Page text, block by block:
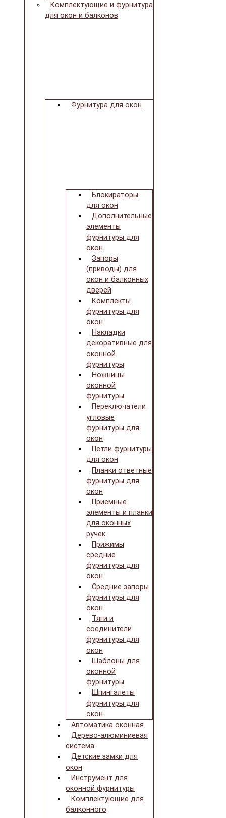
Комплектующие и фурнитура
для окон и балконов
Фурнитура для окон
Блокираторы
для окон
Дополнительные
элементы
фурнитуры для
окон
Запоры
(приводы) для
окон и балконных
дверей
Комплекты
фурнитуры для
окон
Накладки
декоративные для
оконной
фурнитуры
Ножницы
оконной
фурнитуры
Переключатели
угловые
фурнитуры для
окон
Петли фурнитуры
для окон
Планки ответные
фурнитуры для
окон
Приемные
элементы и планки
для оконных
ручек
Прижимы
средние
фурнитуры для
окон
Средние запоры
фурнитуры для
окон
Тяги и
соединители
фурнитуры для
окон
Шаблоны для
оконной
фурнитуры
Шпингалеты
фурнитуры для
окон
Автоматика оконная
Дерево-алюминиевая
система
Детские замки для
окон
Инструмент для
оконной фурнитуры
Комплектующие для
балконного